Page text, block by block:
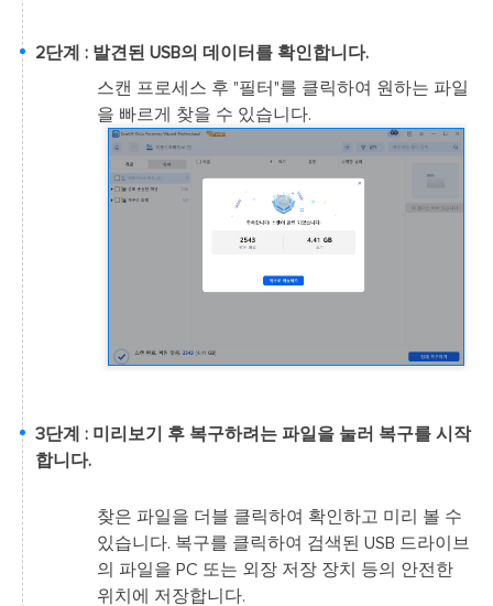
2단계 : 발견된 USB의 데이터를 확인합니다.
스캔 프로세스 후 "필터"를 클릭하여 원하는 파일
을 빠르게 찾을 수 있습니다.
3단계 : 미리보기 후 복구하려는 파일을 눌러 복구를 시작
합니다.
찾은 파일을 더블 클릭하여 확인하고 미리 볼 수
있습니다. 복구를 클릭하여 검색된 USB 드라이브
의 파일을 PC 또는 외장 저장 장치 등의 안전한
위치에 저장합니다.